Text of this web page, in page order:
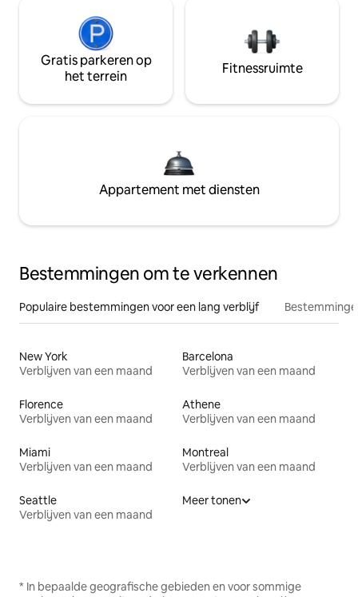
Gratis parkeren op
het terrein
Fitnessruimte
Appartement met diensten
Bestemmingen om te verkennen
Populaire bestemmingen voor een lang verblijf
New York
Verblijven van een maand
Barcelona
Verblijven van een maand
Florence
Verblijven van een maand
Athene
Verblijven van een maand
Miami
Verblijven van een maand
Montreal
Verblijven van een maand
Seattle
Verblijven van een maand
Meer tonen
* In bepaalde geografische gebieden en voor sommige